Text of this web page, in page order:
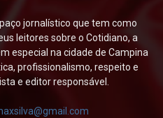
jornalístico que tem como
leitores sobre o Cotidiano, a
especial na cidade de Campina
profissionalismo, respeito e
e editor responsável.